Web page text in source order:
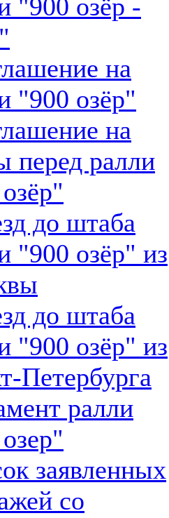
"900 озёр -
на
"900 озёр"
на
перед ралли
до штаба
"900 озёр" из
до штаба
"900 озёр" из
Петербурга
ралли
заявленных
со